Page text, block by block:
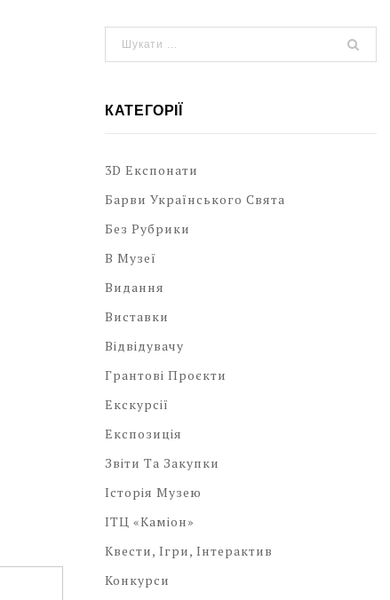
КАТЕГОРІЇ
3D Експонати
Барви Українського Свята
Без Рубрики
В Музеї
Видання
Виставки
Відвідувачу
Грантові Проєкти
Екскурсії
Експозиція
Звіти Та Закупки
Історія Музею
ІТЦ «Каміон»
Квести, Ігри, Інтерактив
Конкурси